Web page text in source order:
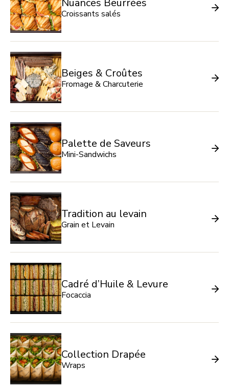
Nuances Beurrées
Croissants salés
Beiges & Croûtes
Fromage & Charcuterie
Palette de Saveurs
Mini-Sandwichs
Tradition au levain
Grain et Levain
Cadré d’Huile & Levure
Focaccia
Collection Drapée
Wraps